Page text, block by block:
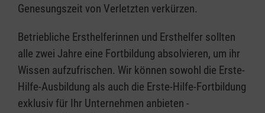
Genesungszeit von Verletzten verkürzen.
Betriebliche Ersthelferinnen und Ersthelfer sollten
alle zwei Jahre eine Fortbildung absolvieren, um ihr
Wissen aufzufrischen. Wir können sowohl die Erste-
Hilfe-Ausbildung als auch die Erste-Hilfe-Fortbildung
exklusiv für Ihr Unternehmen anbieten -